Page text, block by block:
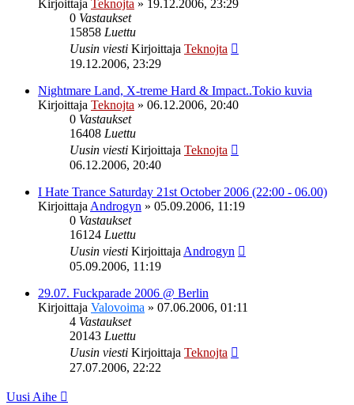
Kirjoittaja Teknojta » 19.12.2006, 23:29
0 Vastaukset
15858 Luettu
Uusin viesti Kirjoittaja Teknojta
19.12.2006, 23:29
Nightmare Land, X-treme Hard & Impact..Tokio kuvia
Kirjoittaja Teknojta » 06.12.2006, 20:40
0 Vastaukset
16408 Luettu
Uusin viesti Kirjoittaja Teknojta
06.12.2006, 20:40
I Hate Trance Saturday 21st October 2006 (22:00 - 06.00)
Kirjoittaja Androgyn » 05.09.2006, 11:19
0 Vastaukset
16124 Luettu
Uusin viesti Kirjoittaja Androgyn
05.09.2006, 11:19
29.07. Fuckparade 2006 @ Berlin
Kirjoittaja Valovoima » 07.06.2006, 01:11
4 Vastaukset
20143 Luettu
Uusin viesti Kirjoittaja Teknojta
27.07.2006, 22:22
Uusi Aihe